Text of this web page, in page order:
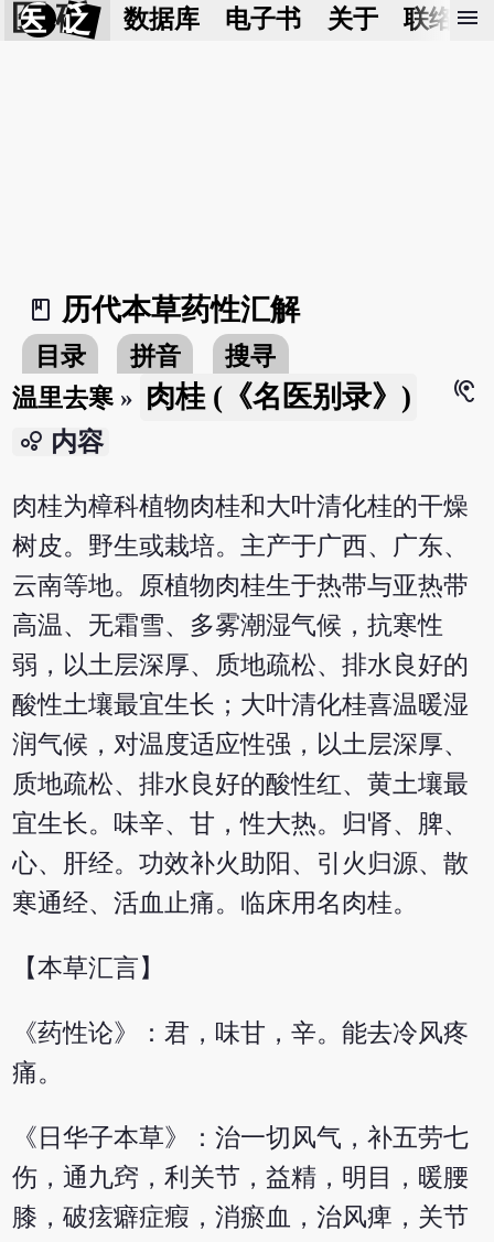
医 砭 数据库 电子书 关于 联络我
menu
book_2
历代本草药性汇解
目录 拼音
搜寻
温里去寒 » 肉桂 (《名医别录》)
hearing
bubble_chart 内容
肉桂为樟科植物肉桂和大叶清化桂的干燥
树皮。野生或栽培。主产于广西、广东、
云南等地。原植物肉桂生于热带与亚热带
高温、无霜雪、多雾潮湿气候，抗寒性
弱，以土层深厚、质地疏松、排水良好的
酸性土壤最宜生长；大叶清化桂喜温暖湿
润气候，对温度适应性强，以土层深厚、
质地疏松、排水良好的酸性红、黄土壤最
宜生长。味辛、甘，性大热。归肾、脾、
心、肝经。功效补火助阳、引火归源、散
寒通经、活血止痛。临床用名肉桂。
【本草汇言】
《药性论》：君，味甘，辛。能去冷风疼
痛。
《日华子本草》：治一切风气，补五劳七
伤，通九窍，利关节，益精，明目，暖腰
膝，破痃癖症瘕，消瘀血，治风痺，关节